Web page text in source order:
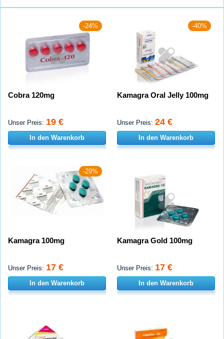
-24%
Cobra 120mg
Unser Preis: 19 €
In den Warenkorb
-40%
Kamagra Oral Jelly 100mg
Unser Preis: 24 €
In den Warenkorb
-29%
Kamagra 100mg
Unser Preis: 17 €
In den Warenkorb
Kamagra Gold 100mg
Unser Preis: 17 €
In den Warenkorb